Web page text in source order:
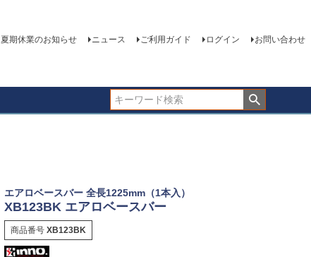
夏期休業のお知らせ ニュース ご利用ガイド ログイン お問い合わせ
エアロベースバー 全長1225mm（1本入）
XB123BK エアロベースバー
商品番号 XB123BK